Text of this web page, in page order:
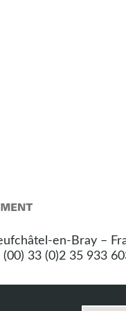
en-Bray –
33 (0)2 35 933